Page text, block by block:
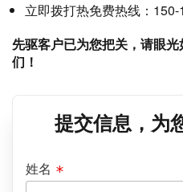
立即拨打热免费热线：
先驱客户已为您把关，请眼
们！
提交信息，为
姓名